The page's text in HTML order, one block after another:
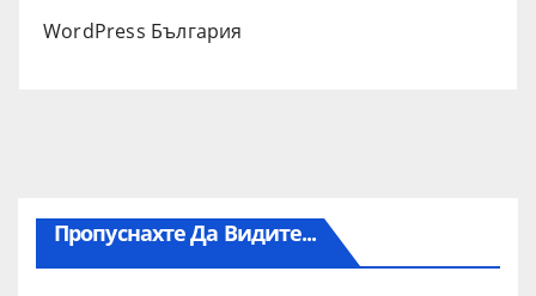
WordPress България
Пропуснахте Да Видите...